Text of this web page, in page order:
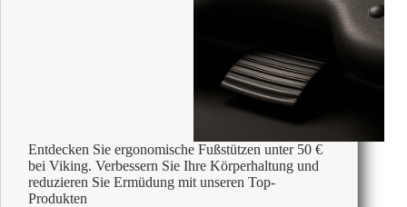
Entdecken Sie ergonomische Fußstützen unter 50 €
bei Viking. Verbessern Sie Ihre Körperhaltung und
reduzieren Sie Ermüdung mit unseren Top-
Produkten